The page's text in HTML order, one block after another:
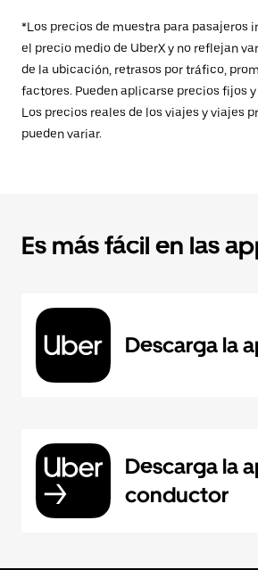
*Los precios de muestra para pasajeros
el precio medio de UberX y no reflejan
de la ubicación, retrasos por tráfico,
factores. Pueden aplicarse precios fijos
Los precios reales de los viajes y viajes
pueden variar.
Es más fácil en las
Descarga la
Descarga la
conductor